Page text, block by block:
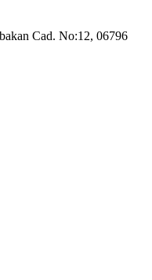
Cad. No:12, 06796